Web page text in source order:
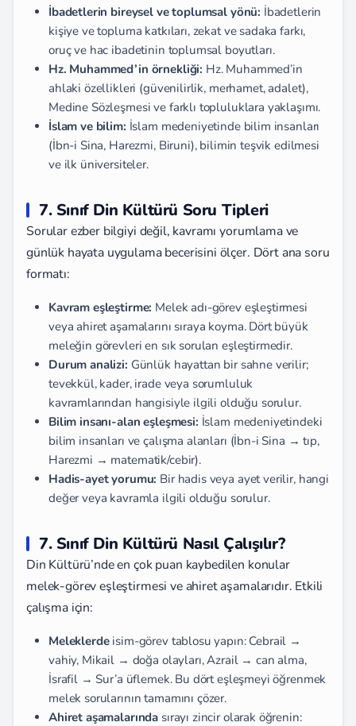
İbadetlerin bireysel ve toplumsal yönü: İbadetlerin
kişiye ve topluma katkıları, zekat ve sadaka farkı,
oruç ve hac ibadetinin toplumsal boyutları.
Hz. Muhammed’in örnekliği: Hz. Muhammed’in
ahlaki özellikleri (güvenilirlik, merhamet, adalet),
Medine Sözleşmesi ve farklı topluluklara yaklaşımı.
İslam ve bilim: İslam medeniyetinde bilim insanları
(İbn-i Sina, Harezmi, Biruni), bilimin teşvik edilmesi
ve ilk üniversiteler.
7. Sınıf Din Kültürü Soru Tipleri
Sorular ezber bilgiyi değil, kavramı yorumlama ve
günlük hayata uygulama becerisini ölçer. Dört ana soru
formatı:
Kavram eşleştirme: Melek adı-görev eşleştirmesi
veya ahiret aşamalarını sıraya koyma. Dört büyük
meleğin görevleri en sık sorulan eşleştirmedir.
Durum analizi: Günlük hayattan bir sahne verilir;
tevekkül, kader, irade veya sorumluluk
kavramlarından hangisiyle ilgili olduğu sorulur.
Bilim insanı-alan eşleşmesi: İslam medeniyetindeki
bilim insanları ve çalışma alanları (İbn-i Sina → tıp,
Harezmi → matematik/cebir).
Hadis-ayet yorumu: Bir hadis veya ayet verilir, hangi
değer veya kavramla ilgili olduğu sorulur.
7. Sınıf Din Kültürü Nasıl Çalışılır?
Din Kültürü’nde en çok puan kaybedilen konular
melek-görev eşleştirmesi ve ahiret aşamalarıdır. Etkili
çalışma için:
Meleklerdeisim-görev tablosu yapın: Cebrail →
vahiy, Mikail → doğa olayları, Azrail → can alma,
İsrafil → Sur’a üflemek. Bu dört eşleşmeyi öğrenmek
melek sorularının tamamını çözer.
Ahiret aşamalarında sırayı zincir olarak öğrenin: